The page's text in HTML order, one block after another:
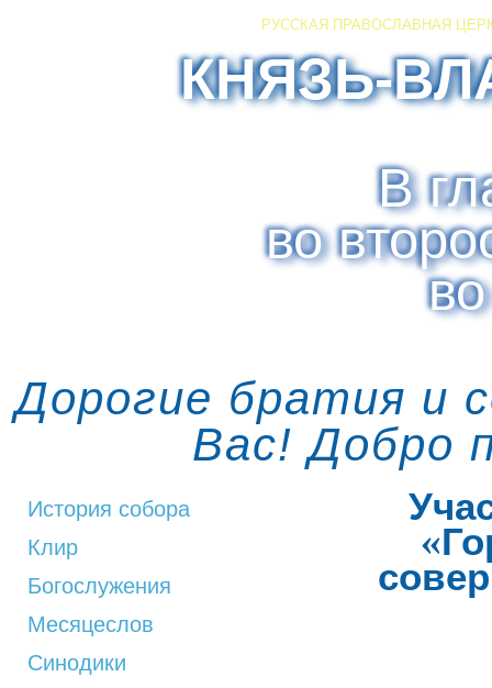
РУССКАЯ ПРАВОСЛАВНАЯ
КНЯЗЬ-
В
во
Дорогие братия и
Вас! Добро
История собора
Клир
Богослужения
Месяцеслов
Синодики